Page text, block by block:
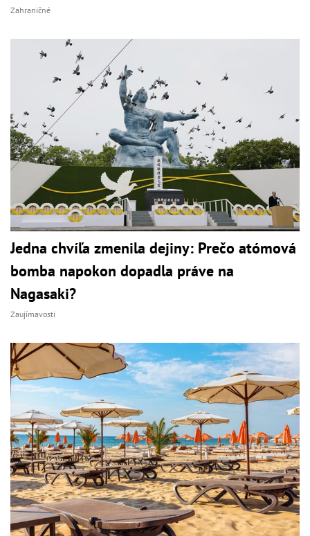
Zahraničné
Jedna chvíľa zmenila dejiny: Prečo atómová
bomba napokon dopadla práve na
Nagasaki?
Zaujímavosti